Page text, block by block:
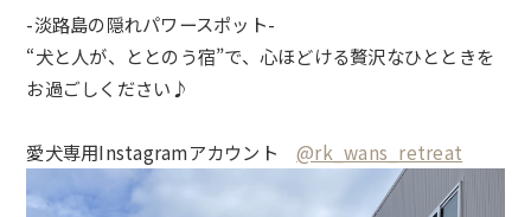
-淡路島の隠れパワースポット-
“犬と人が、ととのう宿”で、心ほどける贅沢なひとときを
お過ごしください♪
愛犬専用Instagramアカウント@rk_wans_retreat